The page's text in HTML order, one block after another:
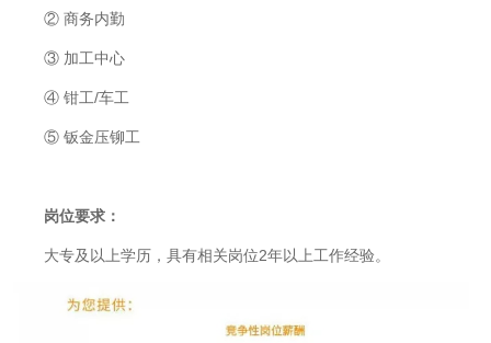
② 商务内勤
③ 加工中心
④ 钳工/车工
⑤ 钣金压铆工
岗位要求：
大专及以上学历，具有相关岗位2年以上工作经验。